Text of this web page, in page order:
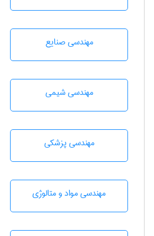
مهندسی صنايع
مهندسي شيمی
مهندسی پزشکی
مهندسی مواد و متالوژی